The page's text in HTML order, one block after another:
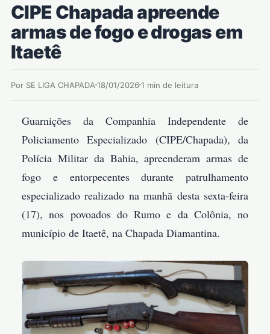
CIPE Chapada apreende
armas de fogo e drogas em
Itaetê
Por SE LIGA CHAPADA 18/01/20261 min de leitura
Guarnições da Companhia Independente de
Policiamento Especializado (CIPE/Chapada), da
Polícia Militar da Bahia, apreenderam armas de
fogo e entorpecentes durante patrulhamento
especializado realizado na manhã desta sexta-feira
(17), nos povoados do Rumo e da Colônia, no
município de Itaetê, na Chapada Diamantina.